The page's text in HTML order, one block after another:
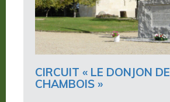
CIRCUIT « LE DONJON DE
CHAMBOIS »